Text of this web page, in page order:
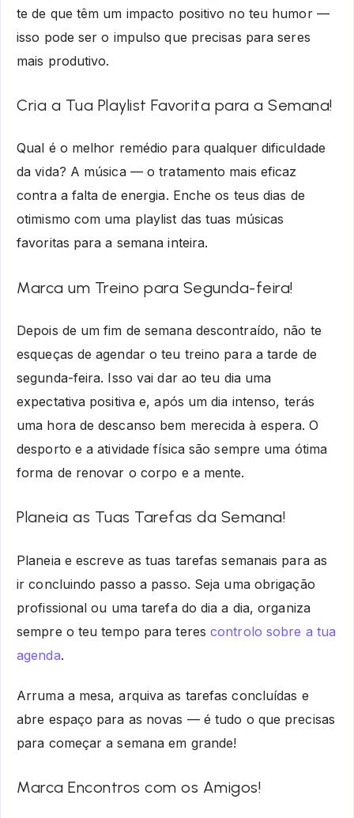
te de que têm um impacto positivo no teu humor —
isso pode ser o impulso que precisas para seres
mais produtivo.
Cria a Tua Playlist Favorita para a Semana!
Qual é o melhor remédio para qualquer dificuldade
da vida? A música — o tratamento mais eficaz
contra a falta de energia. Enche os teus dias de
otimismo com uma playlist das tuas músicas
favoritas para a semana inteira.
Marca um Treino para Segunda-feira!
Depois de um fim de semana descontraído, não te
esqueças de agendar o teu treino para a tarde de
segunda-feira. Isso vai dar ao teu dia uma
expectativa positiva e, após um dia intenso, terás
uma hora de descanso bem merecida à espera. O
desporto e a atividade física são sempre uma ótima
forma de renovar o corpo e a mente.
Planeia as Tuas Tarefas da Semana!
Planeia e escreve as tuas tarefas semanais para as
ir concluindo passo a passo. Seja uma obrigação
profissional ou uma tarefa do dia a dia, organiza
sempre o teu tempo para terescontrolo sobre a tua
agenda.
Arruma a mesa, arquiva as tarefas concluídas e
abre espaço para as novas — é tudo o que precisas
para começar a semana em grande!
Marca Encontros com os Amigos!